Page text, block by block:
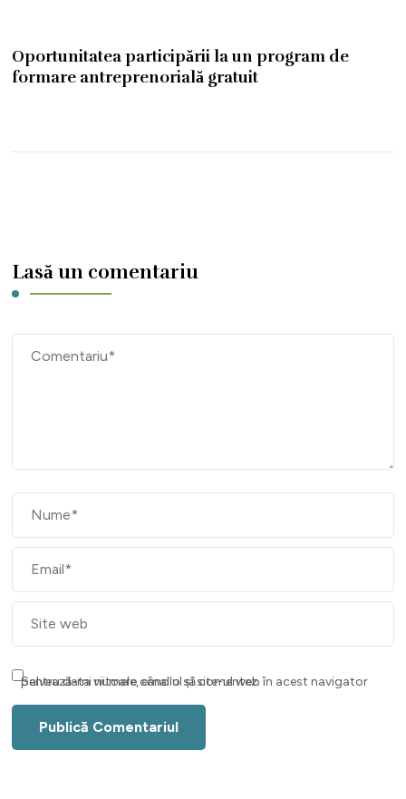
Oportunitatea participării la un program de
formare antreprenorială gratuit
Lasă un comentariu
Salvează-mi numele, emailul și site-ul web în acest navigator pentru data viitoare când o să comentez.